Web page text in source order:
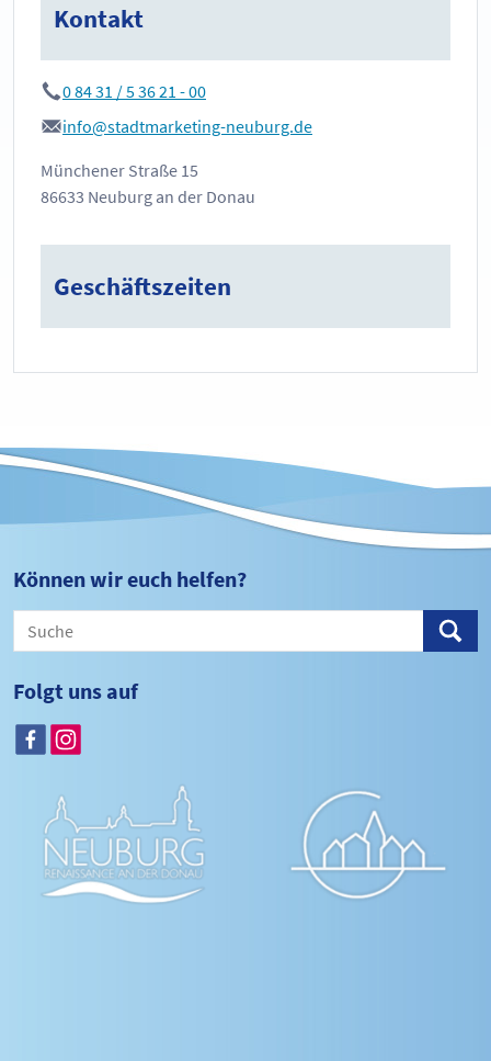
Kontakt
0 84 31 / 5 36 21 - 00
info@stadtmarketing-neuburg.de
Münchener Straße 15
86633 Neuburg an der Donau
Geschäftszeiten
Können wir euch helfen?
Folgt uns auf